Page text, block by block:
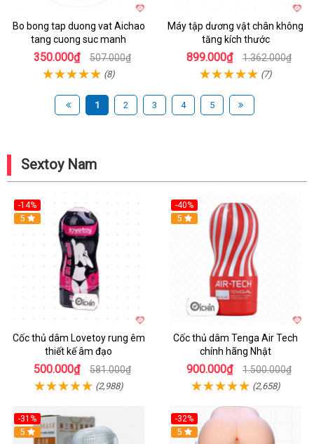
Bo bong tap duong vat Aichao
tang cuong suc manh
350.000₫ 507.000₫
(8)
Máy tập dương vật chân không
tăng kích thước
899.000₫ 1.362.000₫
(7)
1 2 3 4 5
Sextoy Nam
-14%
Hot
5
Cốc thủ dâm Lovetoy rung êm
thiết kế âm đạo
500.000₫ 581.000₫
(2,988)
-40%
Hot
5
Cốc thủ dâm Tenga Air Tech
chính hãng Nhật
900.000₫ 1.500.000₫
(2,658)
-31%
Hot
5
-32%
Hot
5